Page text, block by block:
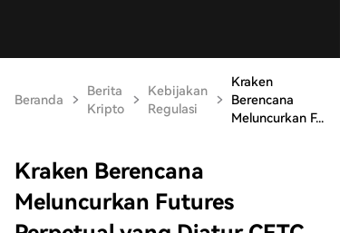
Beranda
Berita
Kripto
Kebijakan
Regulasi
Kraken
Berencana
Meluncurkan F...
Kraken Berencana
Meluncurkan Futures